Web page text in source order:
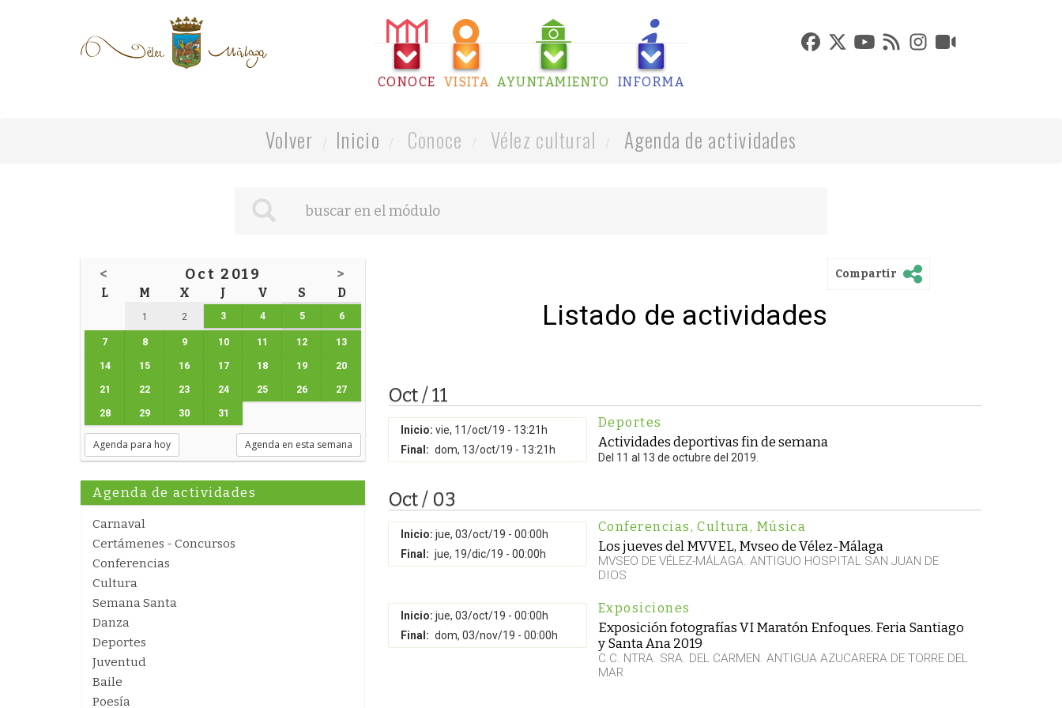
CONOCE VISITA AYUNTAMIENTO INFORMA
Volver Inicio Conoce Vélez cultural Agenda de actividades
< Oct 2019 >
L M X J V S D
1 2 3 4 5 6
7 8 9 10 11 12 13
14 15 16 17 18 19 20
21 22 23 24 25 26 27
28 29 30 31
Agenda para hoy Agenda en esta semana
Agenda de actividades
Carnaval
Certámenes - Concursos
Conferencias
Cultura
Semana Santa
Danza
Deportes
Juventud
Baile
Poesía
Compartir
Listado de actividades
Oct / 11
Inicio: vie, 11/oct/19 - 13:21h
Final: dom, 13/oct/19 - 13:21h
Deportes
Actividades deportivas fin de semana
Del 11 al 13 de octubre del 2019.
Oct / 03
Inicio: jue, 03/oct/19 - 00:00h
Final: jue, 19/dic/19 - 00:00h
Conferencias, Cultura, Música
Los jueves del MVVEL, Mvseo de Vélez-Málaga
MVSEO DE VÉLEZ-MÁLAGA. ANTIGUO HOSPITAL SAN JUAN DE
DIOS
Inicio: jue, 03/oct/19 - 00:00h
Final: dom, 03/nov/19 - 00:00h
Exposiciones
Exposición fotografías VI Maratón Enfoques. Feria Santiago
y Santa Ana 2019
C.C. NTRA. SRA. DEL CARMEN. ANTIGUA AZUCARERA DE TORRE DEL
MAR